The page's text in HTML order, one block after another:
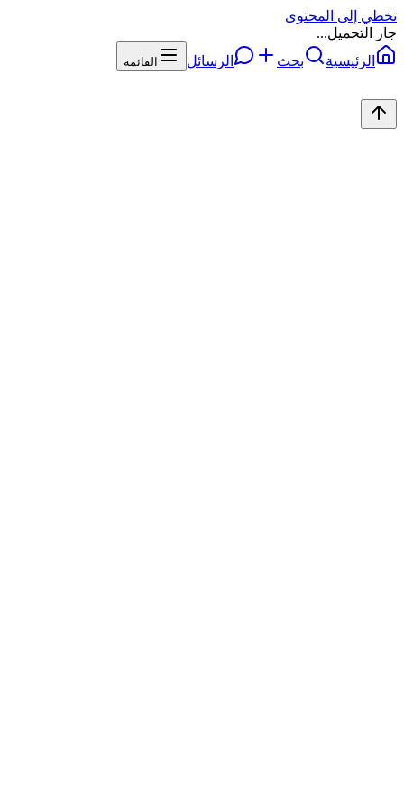
تخطي إلى المحتوى
جار التحميل...
الرئيسية
بحث الرسائل القائمة